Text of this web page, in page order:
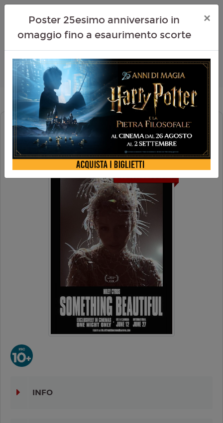
MILEY CYRUS: SOMETHING
BEAUTIFUL
INFO
Poster 25esimo anniversario in
omaggio fino a esaurimento scorte
×